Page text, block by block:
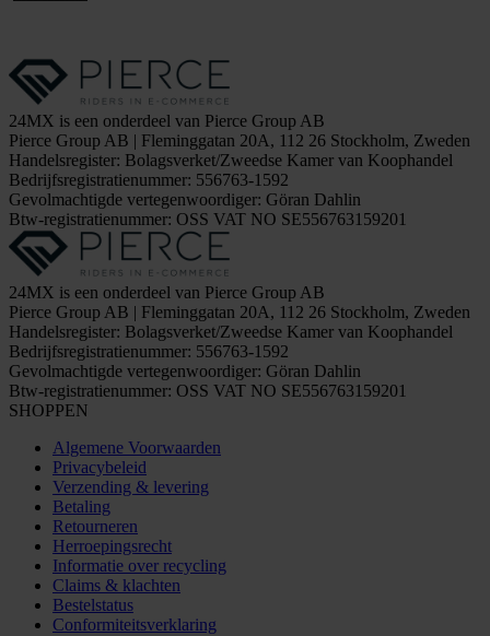
24MX is een onderdeel van Pierce Group AB
Pierce Group AB | Fleminggatan 20A, 112 26 Stockholm, Zweden
Handelsregister: Bolagsverket/Zweedse Kamer van Koophandel
Bedrijfsregistratienummer: 556763-1592
Gevolmachtigde vertegenwoordiger: Göran Dahlin
Btw-registratienummer: OSS VAT NO SE556763159201
24MX is een onderdeel van Pierce Group AB
Pierce Group AB | Fleminggatan 20A, 112 26 Stockholm, Zweden
Handelsregister: Bolagsverket/Zweedse Kamer van Koophandel
Bedrijfsregistratienummer: 556763-1592
Gevolmachtigde vertegenwoordiger: Göran Dahlin
Btw-registratienummer: OSS VAT NO SE556763159201
SHOPPEN
Algemene Voorwaarden
Privacybeleid
Verzending & levering
Betaling
Retourneren
Herroepingsrecht
Informatie over recycling
Claims & klachten
Bestelstatus
Conformiteitsverklaring